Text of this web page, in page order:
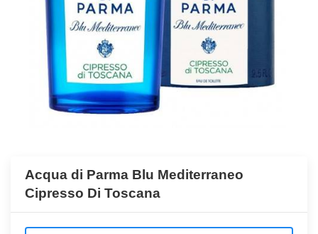
Acqua di Parma Blu Mediterraneo
Cipresso Di Toscana